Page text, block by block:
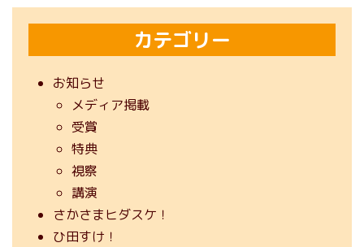
カテゴリー
お知らせ
メディア掲載
受賞
特典
視察
講演
さかさまヒダスケ！
ひ田すけ！